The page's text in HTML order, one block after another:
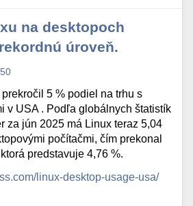
na desktopoch
úroveň.
5 % podiel na trhu s
v USA . Podľa globálnych štatistík
za jún 2025 má Linux teraz 5,04
počítačmi, čím prekonal
predstavuje 4,76 %.
linux-desktop-usage-usa/